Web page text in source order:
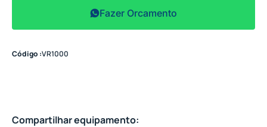
Fazer Orcamento
Código :VR1000
Compartilhar equipamento: